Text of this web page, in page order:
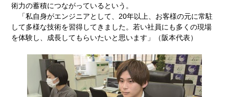
術力の蓄積につながっているという。
「私自身がエンジニアとして、20年以上、お客様の元に常駐
して多様な技術を習得してきました。若い社員にも多くの現場
を体験し、成長してもらいたいと思います」（阪本代表）